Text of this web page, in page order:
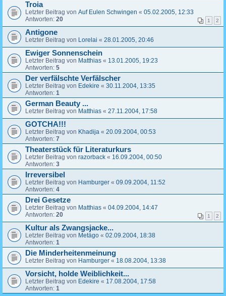
Troia
Letzter Beitrag von Auf Eulen Schwingen « 05.02.2005, 12:33
Antworten: 20 1 2
Antigone
Letzter Beitrag von Lorelai « 28.01.2005, 20:46
Ewiger Sonnenschein
Letzter Beitrag von Matthias « 13.01.2005, 19:23
Antworten: 5
Der verfälschte Verfälscher
Letzter Beitrag von Edekire « 30.11.2004, 13:35
Antworten: 1
German Beauty ...
Letzter Beitrag von Matthias « 27.11.2004, 17:58
GOTCHA!!!
Letzter Beitrag von Khadija « 20.09.2004, 00:53
Antworten: 7
Theaterstück für Literaturkurs
Letzter Beitrag von razorback « 16.09.2004, 00:50
Antworten: 3
Irreversibel
Letzter Beitrag von Hamburger « 09.09.2004, 11:52
Antworten: 4
Drei Gesetze
Letzter Beitrag von Matthias « 04.09.2004, 14:47
Antworten: 20 1 2
Kultur als Zwangsjacke...
Letzter Beitrag von Metägo « 02.09.2004, 18:38
Antworten: 1
Die Minderheitenmeinung
Letzter Beitrag von Hamburger « 18.08.2004, 13:38
Vorsicht, holde Weiblichkeit...
Letzter Beitrag von Edekire « 17.08.2004, 17:58
Antworten: 1